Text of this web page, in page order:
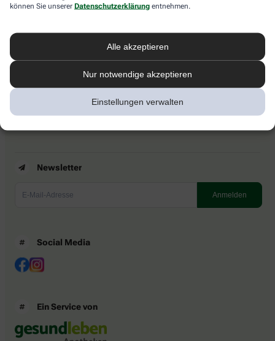
können Sie unserer Datenschutzerklärung entnehmen.
Alle akzeptieren
Nur notwendige akzeptieren
Einstellungen verwalten
apotheke.com Informationen
Newsletter
Barrierefreiheitserklärung
Newsletter
Social Media
Ein Service von